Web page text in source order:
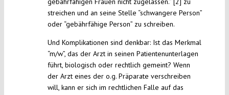
streichen und an seine Stelle “schwangere Person”
oder “gebährfähige Person” zu schreiben.
Und Komplikationen sind denkbar: Ist das Merkmal
“m/w”, das der Arzt in seinen Patientenunterlagen
führt, biologisch oder rechtlich gemeint? Wenn
der Arzt eines der o.g. Präparate verschreiben
will, kann er sich im rechtlichen Falle auf das